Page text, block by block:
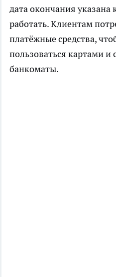
дата окончания указана
работать. Клиентам
платёжные средства,
пользоваться картами и
банкоматы.